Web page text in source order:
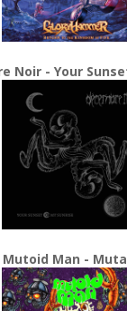
Noir - Your
Mutoid Man -